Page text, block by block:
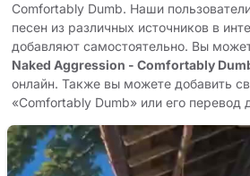
Comfortably Dumb. Наши
песен из различных источников в
добавляют самостоятельно. Вы
Naked Aggression - Comfortably
онлайн. Также вы можете добавить
«Comfortably Dumb» или его перевод